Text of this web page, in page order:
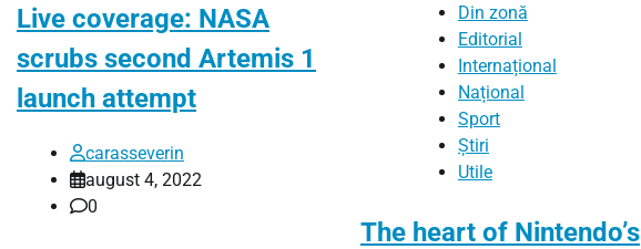
Live coverage: NASA
scrubs second Artemis 1
launch attempt
carasseverin
august 4, 2022
0
Din zonă
Editorial
Internațional
Național
Sport
Știri
Utile
The heart of Nintendo’s